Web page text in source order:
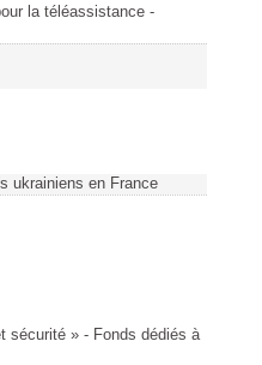
la téléassistance -
ukrainiens en France
sécurité » - Fonds dédiés à